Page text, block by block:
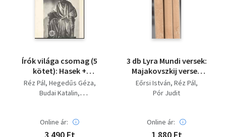
Írók világa csomag (5
kötet): Hasek +
Hemingway +
Maugham + G. B. Shaw
Réz Pál Hegedűs Géza
Budai Katalin
Online ár:
3 db Lyra Mundi versek:
Majakovszkij versek
+Schiller versei
+Apollinaire versei
Eőrsi István Réz Pál
Pór Judit
Online ár: